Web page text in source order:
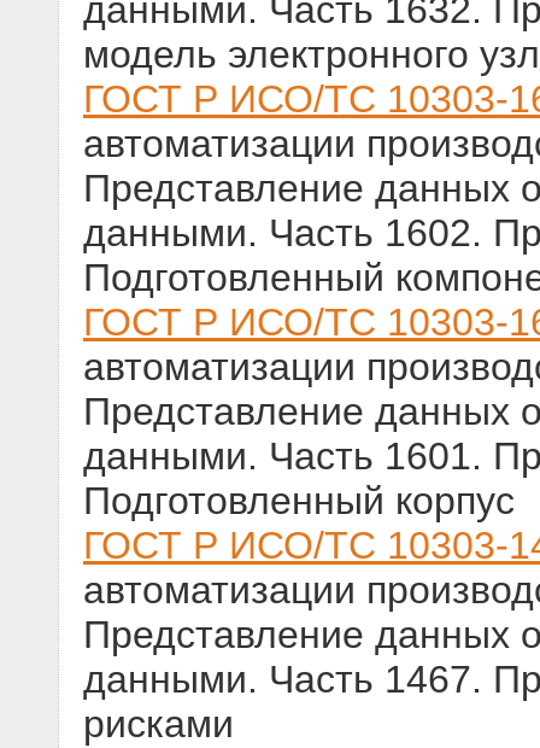
данными. Часть 1632.
модель электронного
ГОСТ Р ИСО/ТС 10303-
автоматизации
Представление данных
данными. Часть 1602.
Подготовленный
ГОСТ Р ИСО/ТС 10303-
автоматизации
Представление данных
данными. Часть 1601.
Подготовленный корпус
ГОСТ Р ИСО/ТС 10303-
автоматизации
Представление данных
данными. Часть 1467.
рисками